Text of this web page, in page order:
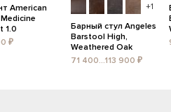
American
1.0
₽
+1
Барный стул Angeles
Barstool High,
Weathered Oak
71 400...113 900 ₽